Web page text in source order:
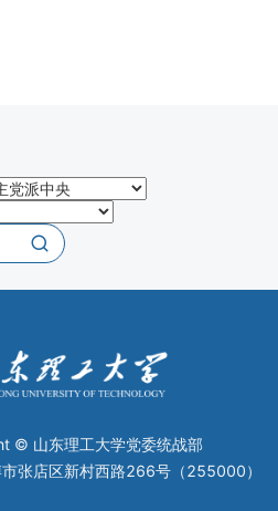
© 山东理工大学党委统战部
张店区新村西路266号（255000）